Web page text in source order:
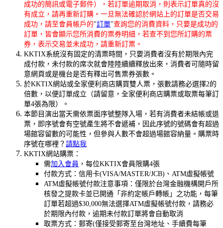
成功的簡訊或電子郵件），若訂單逾期取消，則表示訂單真的沒
有成立，請再重新訂購。一旦無法確認於網站上的訂單是否交易
成功，請至會員帳戶的"訂單"查詢您的消費資料，只要是成功的
訂單，皆會顯示您所消費的票券明細，若查不到您所訂購的票
券，表示交易並未成功，請重新訂票。
KKTIX系統沒有固定的清票時間，只要消費者沒有於期限內完
成付款，未付款的席次就會陸陸續續釋放出來，消費者可隨時留
意網頁或是機台是否有釋出可售票券張數。
於KKTIX網站或全家便利商店購買雙人票，張數請務必選擇2的
倍數，以便訂單成立（請留意，全家便利商店購票或取票每筆訂
單4張為限）。
本節目演出當天需依票面序號整隊入場，若有消費者未結帳或退
票，即序號會有空號產生將不會遞補，因此序號的號碼會有超過
場館容留數的可能性，但參與人數不會超過場館容納量。購票時
序號在哪裡？ 請點我
KKTIX網站購票：
需加入會員 ，每位KKTIX會員限購4張
付款方式：信用卡(VISA/MASTER/JCB)、ATM虛擬帳號
ATM虛擬帳號付款注意事項：僅限於台灣金融機構開戶所
核發之提款卡並已開通「非約定帳戶轉帳」之功能，每筆
訂單若超過$30,000無法選擇ATM虛擬帳號付款，請務必
於期限內付款，逾期未付款訂單將會自動取消
取票方式：郵寄(僅接受郵寄至台灣地址、手續費每筆